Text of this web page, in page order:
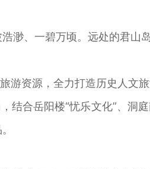
、一碧万顷。远处的君山
资源，全力打造历史人文旅
合岳阳楼“忧乐文化”、洞